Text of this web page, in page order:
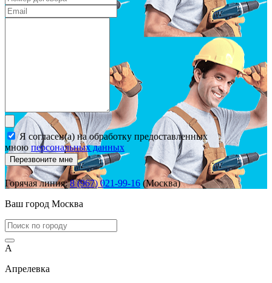
Я согласен(а) на обработку предоставленных
мною персональных данных
Перезвоните мне
Горячая линия:8 (967) 021-99-16 (Москва)
Ваш город Москва
А
Апрелевка